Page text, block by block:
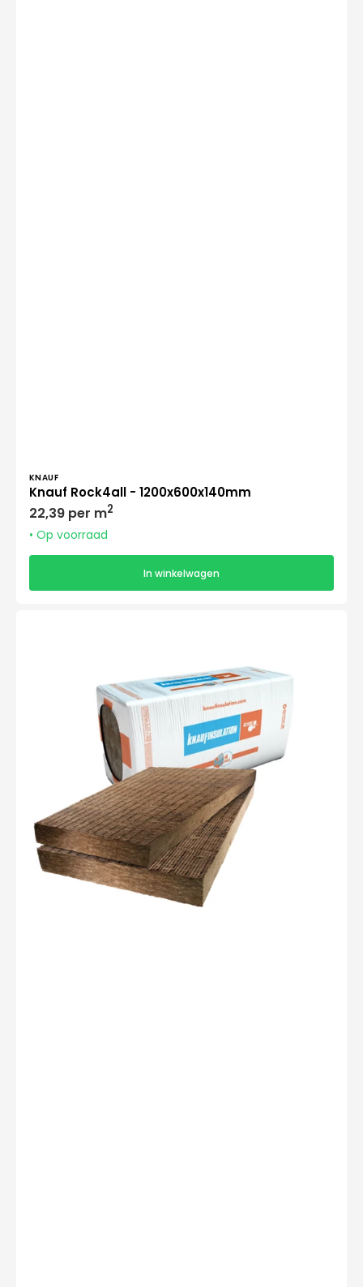
KNAUF
Knauf Rock4all - 1200x600x140mm
Normale
prijs
22,39 per m2
• Op voorraad
In winkelwagen
1200x600x160mm